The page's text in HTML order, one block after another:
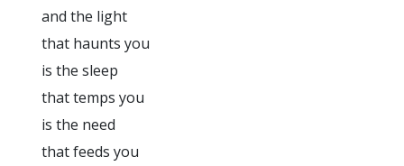
and the light
that haunts you
is the sleep
that temps you
is the need
that feeds you